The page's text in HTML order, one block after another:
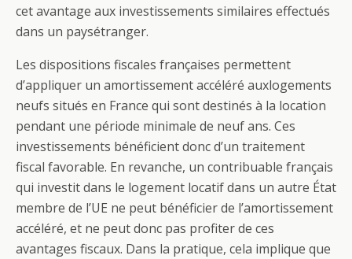
cet avantage aux investissements similaires effectués
dans un paysétranger.
Les dispositions fiscales françaises permettent
d’appliquer un amortissement accéléré auxlogements
neufs situés en France qui sont destinés à la location
pendant une période minimale de neuf ans. Ces
investissements bénéficient donc d’un traitement
fiscal favorable. En revanche, un contribuable français
qui investit dans le logement locatif dans un autre État
membre de l’UE ne peut bénéficier de l’amortissement
accéléré, et ne peut donc pas profiter de ces
avantages fiscaux. Dans la pratique, cela implique que